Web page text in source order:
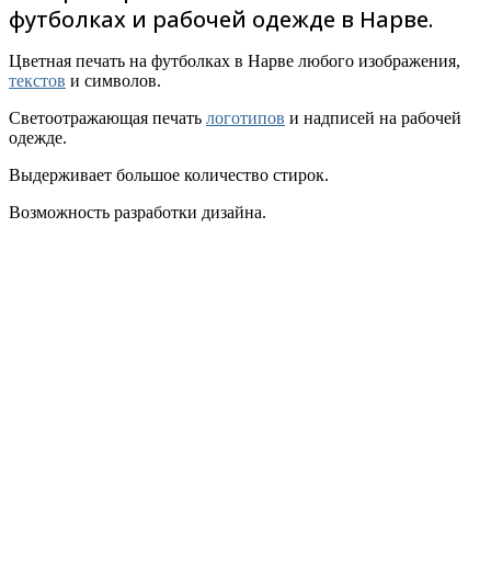
футболках и рабочей одежде в Нарве.
Цветная печать на футболках в Нарве любого изображения,
текстов и символов.
Светоотражающая печать логотипов и надписей на рабочей
одежде.
Выдерживает большое количество стирок.
Возможность разработки дизайна.